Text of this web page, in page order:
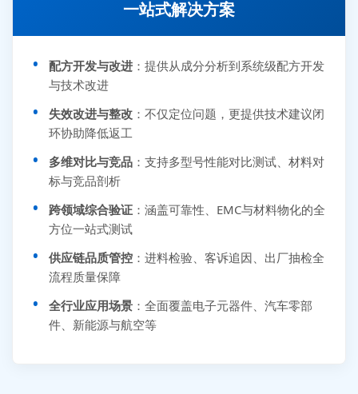
一站式解决方案
配方开发与改进 ：提供从成分分析到系统级配方开发
与技术改进
失效改进与整改 ：不仅定位问题，更提供技术建议闭
环协助降低返工
多维对比与竞品 ：支持多型号性能对比测试、材料对
标与竞品剖析
跨领域综合验证 ：涵盖可靠性、EMC与材料物化的全
方位一站式测试
供应链品质管控 ：进料检验、客诉追因、出厂抽检全
流程质量保障
全行业应用场景 ：全面覆盖电子元器件、汽车零部
件、新能源与航空等